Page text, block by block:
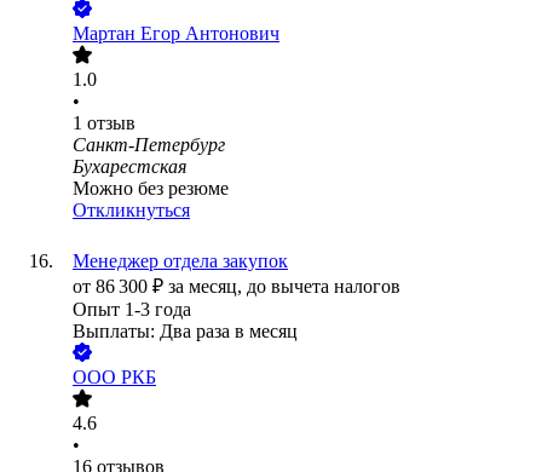
Мартан Егор Антонович
1.0
•
1 отзыв
Санкт-Петербург
Бухарестская
Можно без резюме
Откликнуться
Менеджер отдела закупок
от 86 300 ₽ за месяц, до вычета налогов
Опыт 1-3 года
Выплаты: Два раза в месяц
ООО РКБ
4.6
•
16 отзывов